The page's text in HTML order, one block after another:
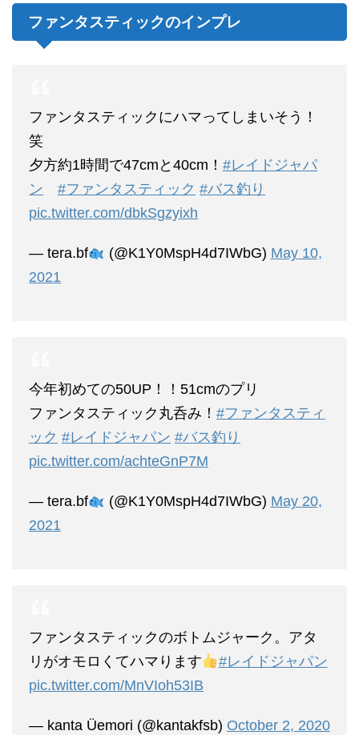
ファンタスティックのインプレ
ファンタスティックにハマってしまいそう！
笑
夕方約1時間で47cmと40cm！ #レイドジャパ
ン
#ファンタスティック #バス釣り
pic.twitter.com/dbkSgzyixh
— tera.bf (@K1Y0MspH4d7IWbG) May 10,
2021
今年初めての50UP！！51cmのプリ
ファンタスティック丸呑み！ #ファンタスティ
ック #レイドジャパン #バス釣り
pic.twitter.com/achteGnP7M
— tera.bf (@K1Y0MspH4d7IWbG) May 20,
2021
ファンタスティックのボトムジャーク。アタ
リがオモロくてハマります
#レイドジャパン
pic.twitter.com/MnVIoh53IB
— kanta Üemori (@kantakfsb) October 2, 2020